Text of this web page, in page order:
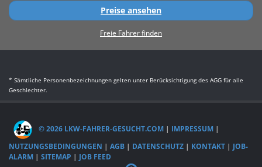
Preise ansehen
Freie Fahrer finden
* Sämtliche Personenbezeichnungen gelten unter Berücksichtigung des AGG für alle
Geschlechter.
© 2026 LKW-FAHRER-GESUCHT.COM | IMPRESSUM |
NUTZUNGSBEDINGUNGEN | AGB | DATENSCHUTZ | KONTAKT | JOB-
ALARM | SITEMAP | JOB FEED